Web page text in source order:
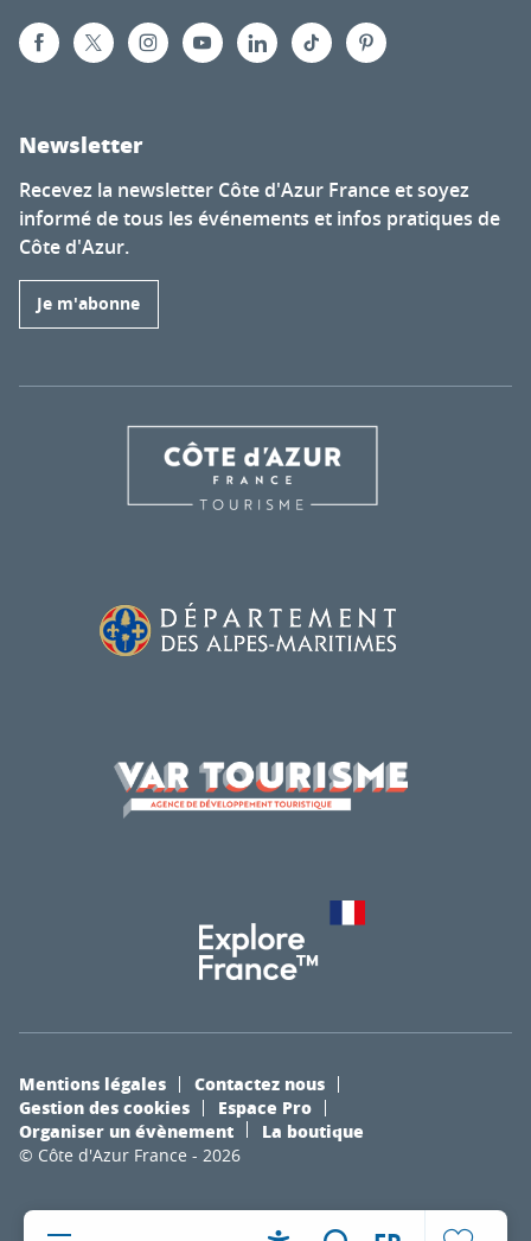
Newsletter
Recevez la newsletter Côte d'Azur France et soyez
informé de tous les événements et infos pratiques de
Côte d'Azur.
Je m'abonne
© Côte d'Azur France - 2026
Mentions légales
Contactez nous
Gestion des cookies
Espace Pro
Organiser un évènement
La boutique